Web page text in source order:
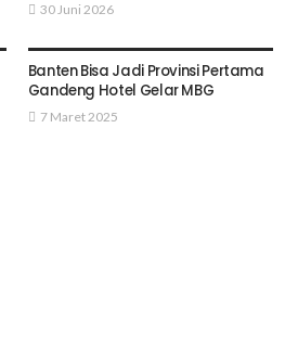
30 Juni 2026
Banten Bisa Jadi Provinsi Pertama
Gandeng Hotel Gelar MBG
7 Maret 2025